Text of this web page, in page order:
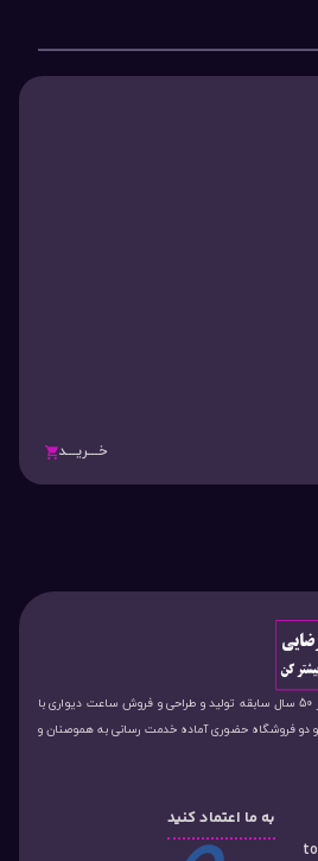
خـــریـــد
تولیدی ساعت رضایی با بیش از 50 سال سابقه تولید و طراحی و فروش ساعت دیواری با
و دو فروشگاه حضوری آماده خدمت رسانی به هموصنان و
به ما اعتماد کنید